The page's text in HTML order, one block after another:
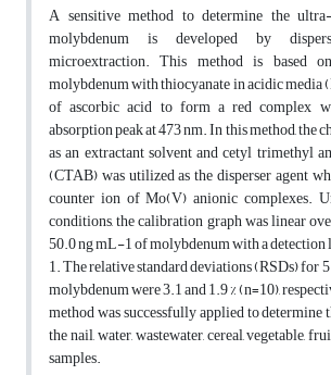
A sensitive method to determine the
molybdenum is developed by
microextraction. This method is based
molybdenum with thiocyanate in acidic media
of ascorbic acid to form a red complex
absorption peak at 473 nm. In this method, the
as an extractant solvent and cetyl trimethyl
(CTAB) was utilized as the disperser agent
counter ion of Mo(V) anionic complexes.
conditions, the calibration graph was linear
50.0 ng mL-1 of molybdenum with a
1. The relative standard deviations (RSDs) for
molybdenum were 3.1 and 1.9 % (n=10),
method was successfully applied to
the nail, water, wastewater, cereal, vegetable,
samples.